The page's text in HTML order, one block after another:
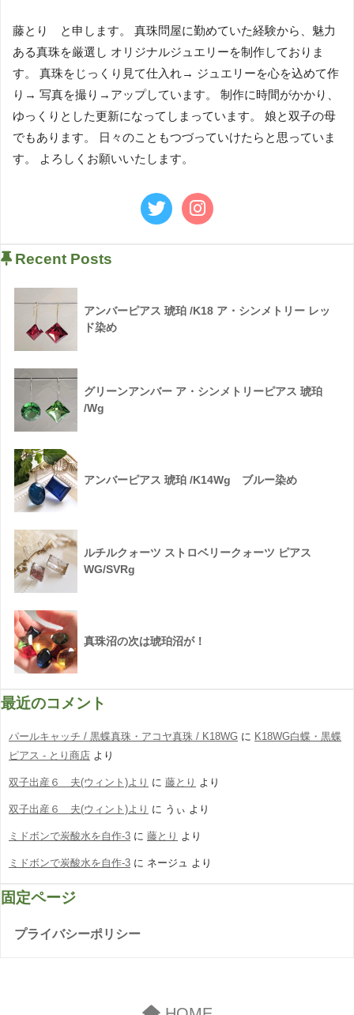
藤とり と申します。 真珠問屋に勤めていた経験から、魅力
ある真珠を厳選し オリジナルジュエリーを制作しておりま
す。 真珠をじっくり見て仕入れ→ ジュエリーを心を込めて作
り→ 写真を撮り→アップしています。 制作に時間がかかり、
ゆっくりとした更新になってしまっています。 娘と双子の母
でもあります。 日々のこともつづっていけたらと思っていま
す。 よろしくお願いいたします。
Recent Posts
アンバーピアス 琥珀 /K18 ア・シンメトリー レッ
ド染め
グリーンアンバー ア・シンメトリーピアス 琥珀
/Wg
アンバーピアス 琥珀 /K14Wg ブルー染め
ルチルクォーツ ストロベリークォーツ ピアス
WG/SVRg
真珠沼の次は琥珀沼が！
最近のコメント
パールキャッチ / 黒蝶真珠・アコヤ真珠 / K18WG に K18WG白蝶・黒蝶
ピアス - とり商店 より
双子出産６ 夫(ウィント)より に 藤とり より
双子出産６ 夫(ウィント)より に うぃ より
ミドボンで炭酸水を自作-3 に 藤とり より
ミドボンで炭酸水を自作-3 に ネージュ より
固定ページ
プライバシーポリシー